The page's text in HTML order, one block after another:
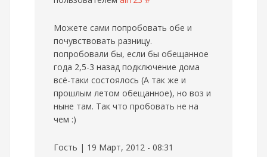
Можете сами попробовать обе и
почувствовать разницу.
попробовали бы, если бы обещанное
года 2,5-3 назад подключение дома
всё-таки состоялось (А так же и
прошлым летом обещанное), но воз и
ныне там. Так что пробовать не на
чем :)
Гость | 19 Март, 2012 - 08:31